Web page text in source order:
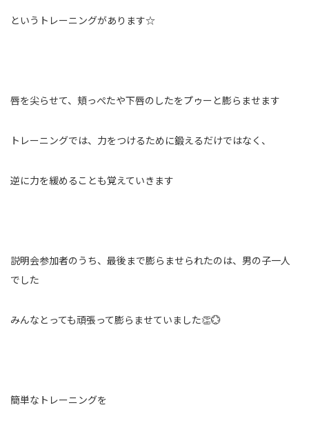
というトレーニングがあります☆
唇を尖らせて、頬っぺたや下唇のしたをプゥーと膨らませます
トレーニングでは、力をつけるために鍛えるだけではなく、
逆に力を緩めることも覚えていきます
説明会参加者のうち、最後まで膨らませられたのは、男の子一人
でした
みんなとっても頑張って膨らませていました👏💮
簡単なトレーニングを